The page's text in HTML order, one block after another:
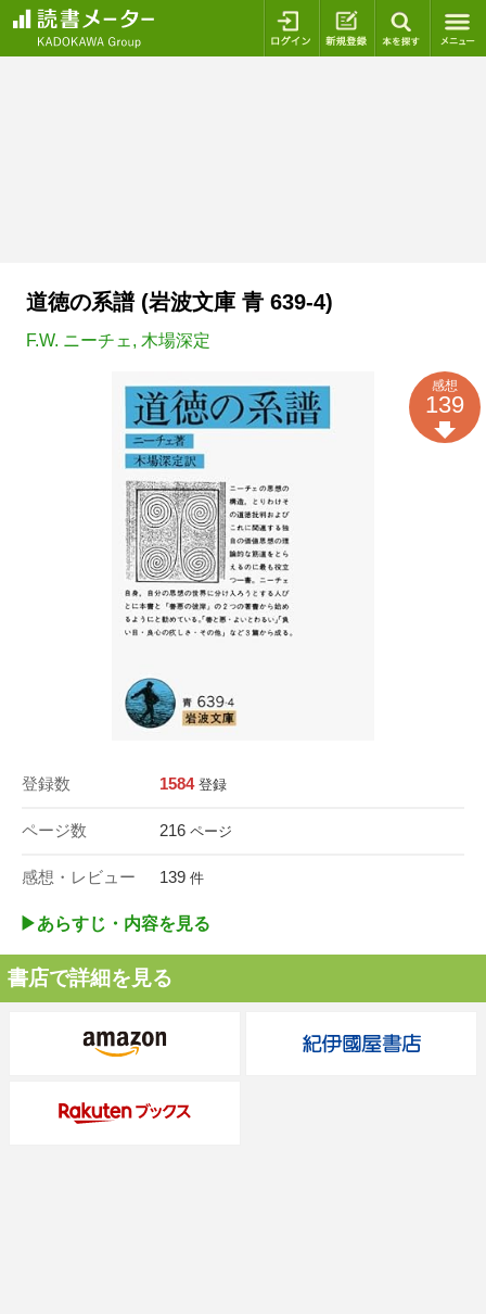
ログイン 新規登録
道徳の系譜 (岩波文庫 青 639-4)
F.W. ニーチェ , 木場深定
登録数 1584 登録
ページ数 216 ページ
感想・レビュー 139 件
感想
139
▶︎あらすじ・内容を見る
書店で詳細を見る